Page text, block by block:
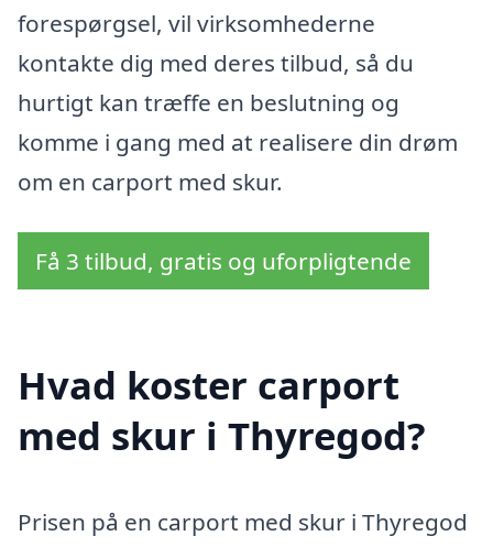
forespørgsel, vil virksomhederne
kontakte dig med deres tilbud, så du
hurtigt kan træffe en beslutning og
komme i gang med at realisere din drøm
om en carport med skur.
Få 3 tilbud, gratis og uforpligtende
Hvad koster carport
med skur i Thyregod?
Prisen på en carport med skur i Thyregod